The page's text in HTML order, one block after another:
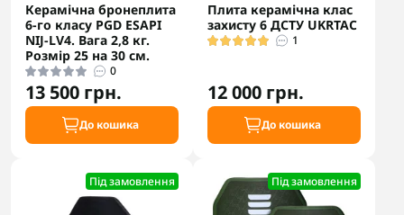
Керамічна бронеплита
6-го класу PGD ESAPI
NIJ-LV4. Вага 2,8 кг.
Розмір 25 на 30 см.
0
13 500 грн.
До кошика
Плита керамічна клас
захисту 6 ДСТУ UKRTAC
1
12 000 грн.
До кошика
Під замовлення Під замовлення